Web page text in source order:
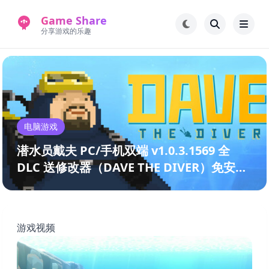
Game Share
分享游戏的乐趣
手机游戏 常见问题解答
新版游戏站 永久地址
电脑游戏
潜水员戴夫 PC/手机双端 v1.0.3.1569 全
DLC 送修改器（DAVE THE DIVER）免安装
中文版
游戏视频